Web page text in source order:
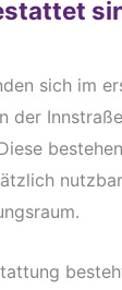
sich im
der